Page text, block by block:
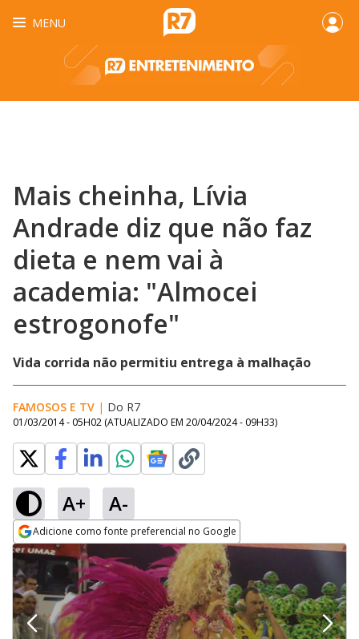
MENU
Mais cheinha, Lívia
Andrade diz que não faz
dieta e nem vai à
academia: "Almocei
estrogonofe"
Vida corrida não permitiu entrega à malhação
FAMOSOS E TV | Do R7
01/03/2014 - 05H02 (ATUALIZADO EM 20/04/2024 - 09H33)
A+ A-
Adicione como fonte preferencial no Google
Opens in new window